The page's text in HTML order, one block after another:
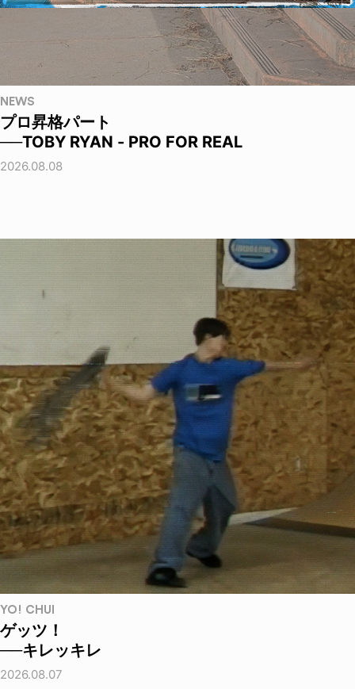
NEWS
プロ昇格パート
──TOBY RYAN - PRO FOR REAL
2026.08.08
YO! CHUI
ゲッツ！
──キレッキレ
2026.08.07